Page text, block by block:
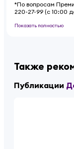
*По вопросам
220-27-99 (c 10:00
Показать полностью
Также
Публикации